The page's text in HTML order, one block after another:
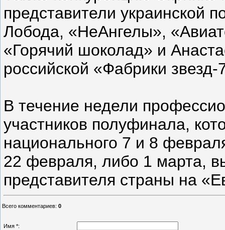
представители украинской
Лобода, «НеАнгелы»,
«Горячий шоколад» и
российской «Фабрики звезд-
В течение недели
участников полуфинала,
национального 7 и 8
22 февраля, либо 1 марта,
представителя страны на
Всего комментариев: 0
Имя *: